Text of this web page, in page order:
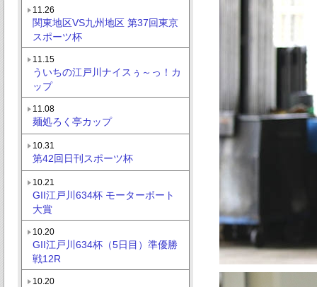
11.26
関東地区VS九州地区 第37回東京
スポーツ杯
11.15
ういちの江戸川ナイスぅ～っ！カ
ップ
11.08
麺処ろく亭カップ
10.31
第42回日刊スポーツ杯
10.21
GII江戸川634杯 モーターボート
大賞
10.20
GII江戸川634杯（5日目）準優勝
戦12R
10.20